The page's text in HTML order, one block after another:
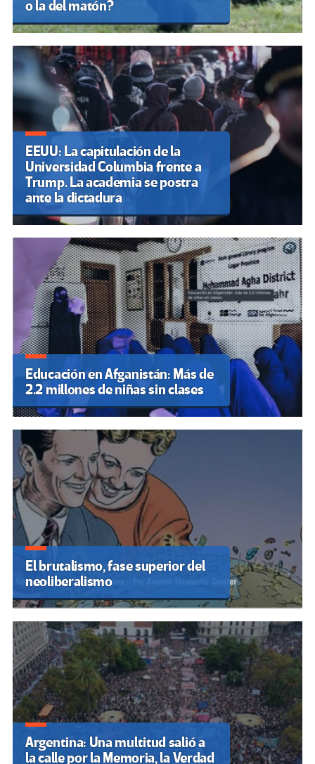
o la del matón?
EEUU: La capitulación de la
Universidad Columbia frente a
Trump. La academia se postra
ante la dictadura
Educación en Afganistán: Más de
2.2 millones de niñas sin clases
El brutalismo, fase superior del
neoliberalismo
Argentina: Una multitud salió a
la calle por la Memoria, la Verdad